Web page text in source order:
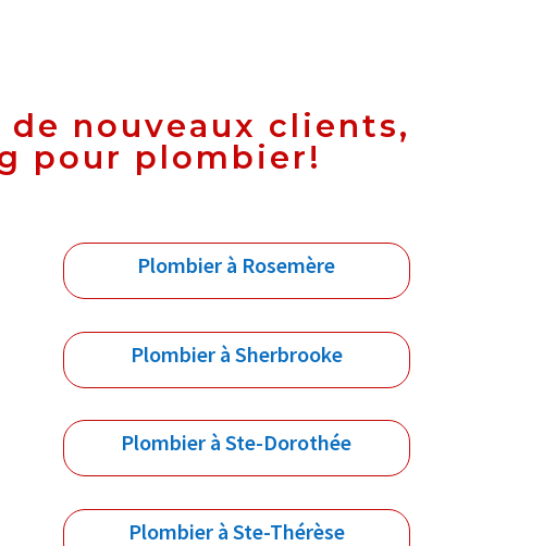
nouveaux clients,
pour plombier!
Plombier à Rosemère
Plombier à Sherbrooke
Plombier à Ste-Dorothée
Plombier à Ste-Thérèse